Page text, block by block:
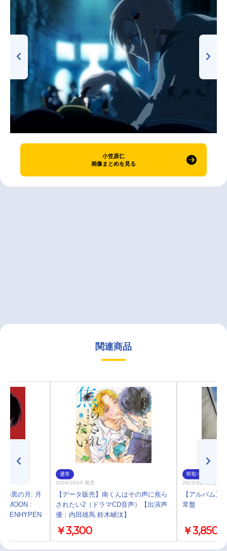
小笠原仁
画像まとめを見る
関連商品
-黒の月: 月
MOON :
ENHYPEN
通常
2024/10/10 発売
【データ販売】南くんはその声に焦ら
されたい2（ドラマCD音声）【出演声
優：内田雄馬 鈴木崚汰】
￥3,300
即取り
2023/12/31 発売
【アルバム】
常盤
￥3,850